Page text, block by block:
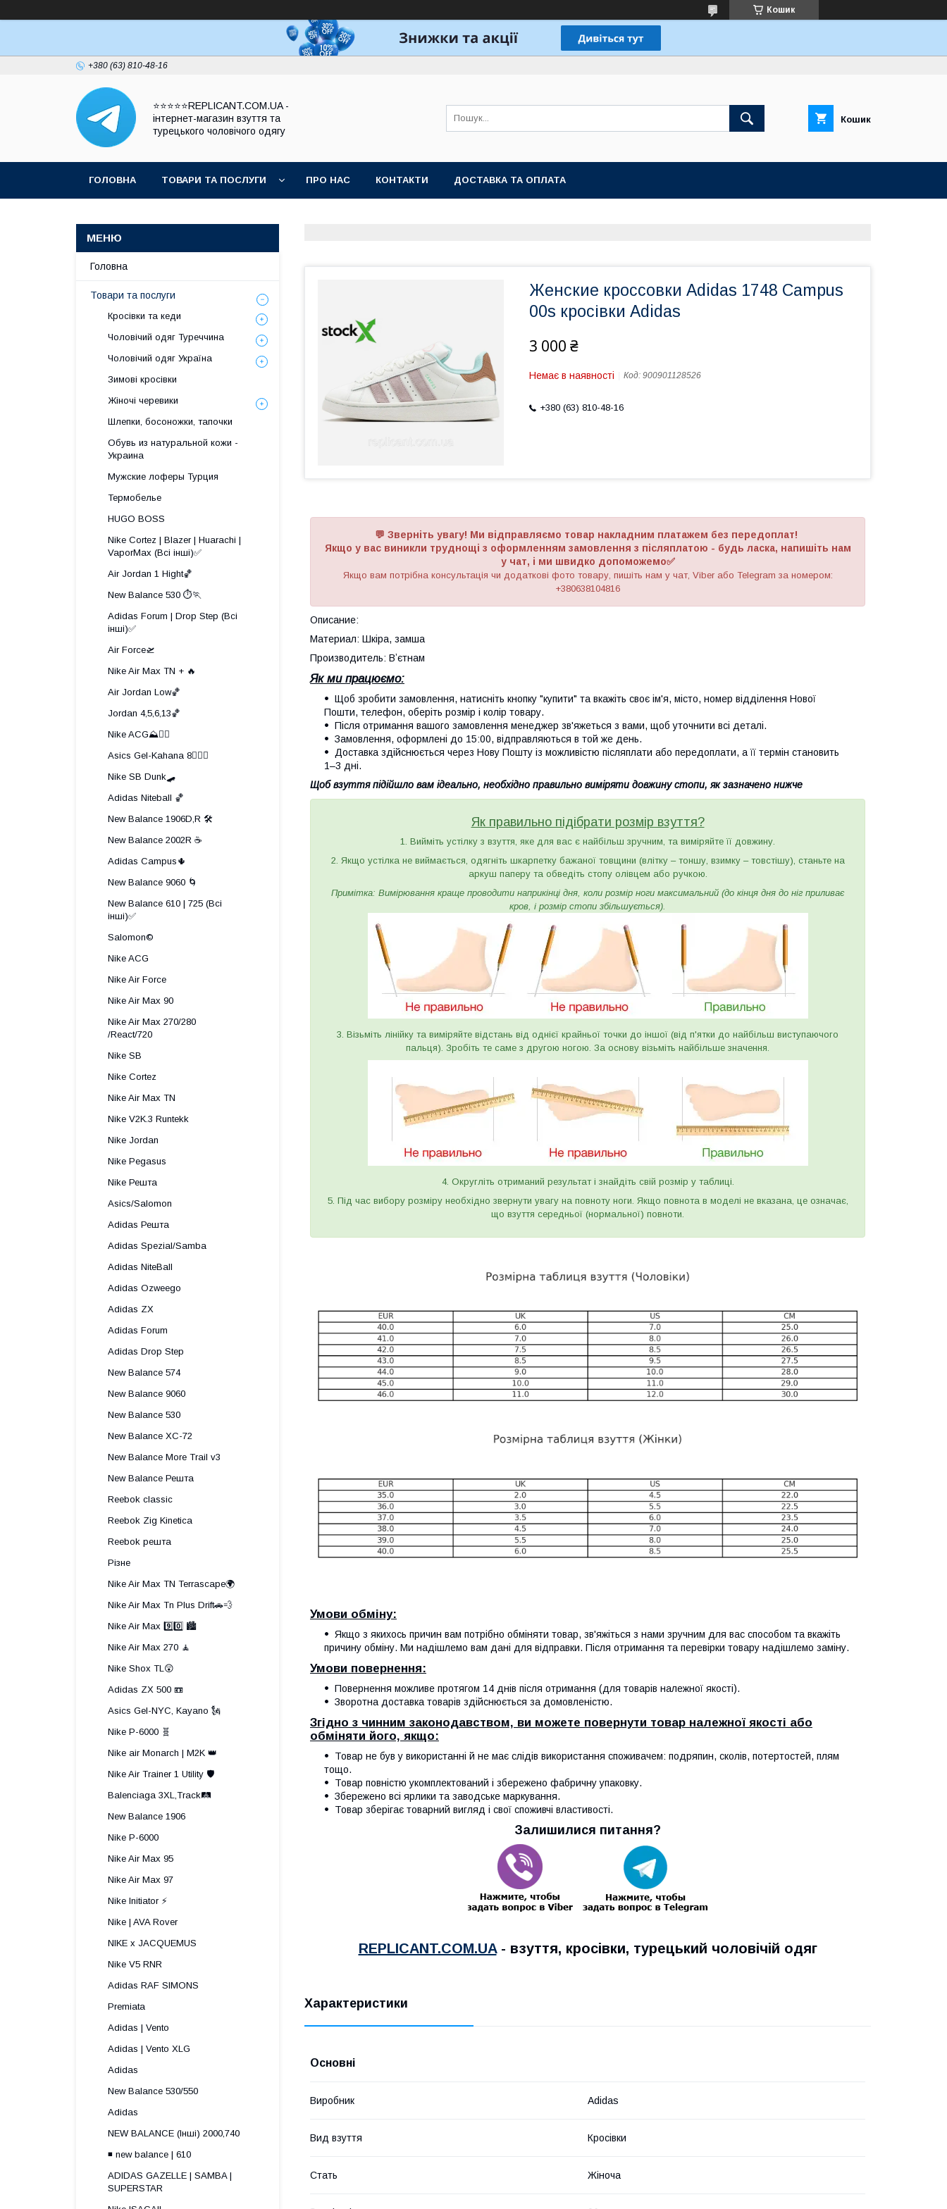
Кошик
+380 (63) 810-48-16
⭐⭐⭐⭐⭐REPLICANT.COM.UA -
інтернет-магазин взуття та
турецького чоловічого одягу
Кошик
ГОЛОВНА ТОВАРИ ТА ПОСЛУГИ ПРО НАС КОНТАКТИ ДОСТАВКА ТА ОПЛАТА
Женские кроссовки Adidas 1748 Campus
00s кросівки Adidas
3 000 ₴
Немає в наявності Код: 900901128526
+380 (63) 810-48-16
💬 Зверніть увагу! Ми відправляємо товар накладним платажем без передоплат!
Якщо у вас виникли труднощі з оформленням замовлення з післяплатою - будь ласка, напишіть нам
у чат, і ми швидко допоможемо✅
Якщо вам потрібна консультація чи додаткові фото товару, пишіть нам у чат, Viber або Telegram за номером:
+380638104816
Описание:
Материал: Шкіра, замша
Производитель: Вʼєтнам
Як ми працюємо:
Щоб зробити замовлення, натисніть кнопку "купити" та вкажіть своє ім'я, місто, номер відділення Нової
Пошти, телефон, оберіть розмір і колір товару.
Після отримання вашого замовлення менеджер зв'яжеться з вами, щоб уточнити всі деталі.
Замовлення, оформлені до 15:00, відправляються в той же день.
Доставка здійснюється через Нову Пошту із можливістю післяплати або передоплати, а її термін становить
1–3 дні.
Щоб взуття підійшло вам ідеально, необхідно правильно виміряти довжину стопи, як зазначено нижче
Як правильно підібрати розмір взуття?
1. Вийміть устілку з взуття, яке для вас є найбільш зручним, та виміряйте її довжину.
2. Якщо устілка не виймається, одягніть шкарпетку бажаної товщини (влітку – тоншу, взимку – товстішу), станьте на
аркуш паперу та обведіть стопу олівцем або ручкою.
Примітка: Вимірювання краще проводити наприкінці дня, коли розмір ноги максимальний (до кінця дня до ніг приливає
кров, і розмір стопи збільшується).
3. Візьміть лінійку та виміряйте відстань від однієї крайньої точки до іншої (від п'ятки до найбільш виступаючого
пальця). Зробіть те саме з другою ногою. За основу візьміть найбільше значення.
4. Округліть отриманий результат і знайдіть свій розмір у таблиці.
5. Під час вибору розміру необхідно звернути увагу на повноту ноги. Якщо повнота в моделі не вказана, це означає,
що взуття середньої (нормальної) повноти.
Умови обміну:
Якщо з якихось причин вам потрібно обміняти товар, зв'яжіться з нами зручним для вас способом та вкажіть
причину обміну. Ми надішлемо вам дані для відправки. Після отримання та перевірки товару надішлемо заміну.
Умови повернення:
Повернення можливе протягом 14 днів після отримання (для товарів належної якості).
Зворотна доставка товарів здійснюється за домовленістю.
Згідно з чинним законодавством, ви можете повернути товар належної якості або
обміняти його, якщо:
Товар не був у використанні й не має слідів використання споживачем: подряпин, сколів, потертостей, плям
тощо.
Товар повністю укомплектований і збережено фабричну упаковку.
Збережено всі ярлики та заводське маркування.
Товар зберігає товарний вигляд і свої споживчі властивості.
Залишилися питання?
REPLICANT.COM.UA - взуття, кросівки, турецький чоловічій одяг
Характеристики
Основні
Виробник Adidas
Вид взуття Кросівки
Стать Жіноча
Головна
Товари та послуги
Кросівки та кеди
Чоловічий одяг Туреччина
Чоловічий одяг Україна
Зимові кросівки
Жіночі черевики
Шлепки, босоножки, тапочки
Обувь из натуральной кожи -
Украина
Мужские лоферы Турция
Термобелье
HUGO BOSS
Nike Cortez | Blazer | Huarachi |
VaporMax (Всі інші)✅
Air Jordan 1 Hight🏀
New Balance 530 ⏱️🏃
Adidas Forum | Drop Step (Всі
інші)✅
Air Force🛫
Nike Air Max TN + 🔥
Air Jordan Low🏀
Jordan 4,5,6,13🏀
Nike ACG⛰️🧗‍♀️
Asics Gel-Kahana 8🏃🏼‍♂️
Nike SB Dunk🛹
Adidas Niteball 🏀
New Balance 1906D,R 🛠️
New Balance 2002R ☕
Adidas Campus🌵
New Balance 9060 🌀
New Balance 610 | 725 (Всі
інші)✅
Salomon©️
Nike ACG
Nike Air Force
Nike Air Max 90
Nike Air Max 270/280
/React/720
Nike SB
Nike Cortez
Nike Air Max TN
Nike V2K.3 Runtekk
Nike Jordan
Nike Pegasus
Nike Решта
Asics/Salomon
Adidas Решта
Adidas Spezial/Samba
Adidas NiteBall
Adidas Ozweego
Adidas ZX
Adidas Forum
Adidas Drop Step
New Balance 574
New Balance 9060
New Balance 530
New Balance XC-72
New Balance More Trail v3
New Balance Решта
Reebok classic
Reebok Zig Kinetica
Reebok решта
Різне
Nike Air Max TN Terrascape🌍
Nike Air Max Tn Plus Drift🚗💨
Nike Air Max 9️⃣0️⃣ 🏙️
Nike Air Max 270 🧘
Nike Shox TL😲
Adidas ZX 500 📼
Asics Gel-NYC, Kayano 🗽
Nike P-6000 🧬
Nike air Monarch | M2K 👑
Nike Air Trainer 1 Utility 🛡️
Balenciaga 3XL,Track🛤️
New Balance 1906
Nike P-6000
Nike Air Max 95
Nike Air Max 97
Nike Initiator ⚡️
Nike | AVA Rover
NIKE x JACQUEMUS
Nike V5 RNR
Adidas RAF SIMONS
Premiata
Adidas | Vento
Adidas | Vento XLG
Adidas
New Balance 530/550
Adidas
NEW BALANCE (Інші) 2000,740
◾️ new balance | 610
ADIDAS GAZELLE | SAMBA |
SUPERSTAR